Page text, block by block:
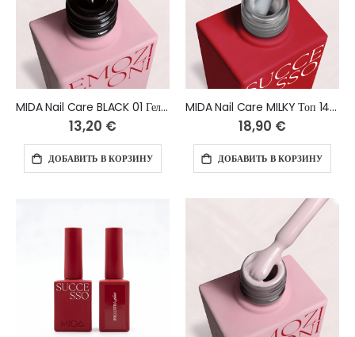
MIDA Nail Care BLACK 01 Гель-лак 10 мл
13,20 €
ДОБАВИТЬ В КОРЗИНУ
MIDA Nail Care MILKY Топ 14 мл
18,90 €
ДОБАВИТЬ В КОРЗИНУ